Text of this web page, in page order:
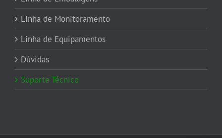
Linha de Monitoramento
Linha de Equipamentos
Dúvidas
Suporte Técnico